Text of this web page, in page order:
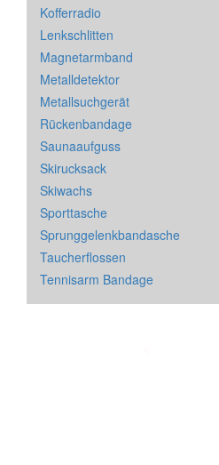
Kofferradio
Lenkschlitten
Magnetarmband
Metalldetektor
Metallsuchgerät
Rückenbandage
Saunaaufguss
Skirucksack
Skiwachs
Sporttasche
Sprunggelenkbandasche
Taucherflossen
Tennisarm Bandage